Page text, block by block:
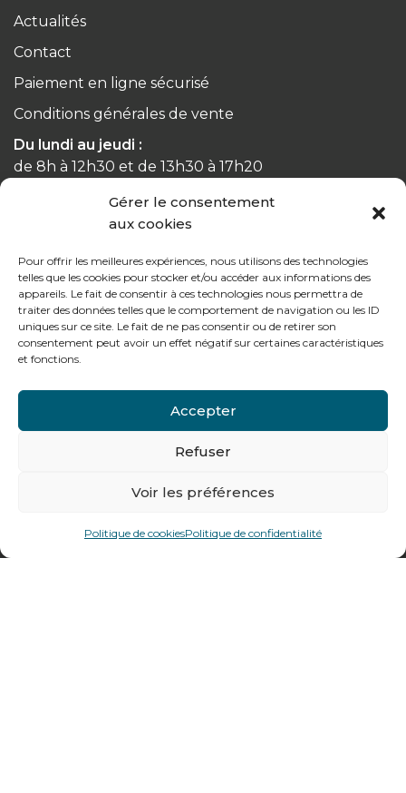
Gérer le consentement
aux cookies
Pour offrir les meilleures expériences, nous utilisons des technologies
telles que les cookies pour stocker et/ou accéder aux informations des
appareils. Le fait de consentir à ces technologies nous permettra de
traiter des données telles que le comportement de navigation ou les ID
uniques sur ce site. Le fait de ne pas consentir ou de retirer son
consentement peut avoir un effet négatif sur certaines caractéristiques
et fonctions.
Accepter
Refuser
Voir les préférences
Politique de cookiesPolitique de confidentialité
Actualités
Contact
Paiement en ligne sécurisé
Conditions générales de vente
Du lundi au jeudi :
de 8h à 12h30 et de 13h30 à 17h20
Le vendredi :
de 8h à 12h30 et de 13h30 à 16h
Notre gamme pour les particuliers
Contactez-nous
Tél : + 33 (0)4 74 62 81 44
478 rue Alexandre Richetta
Villefranche sur Saône
Plan d’accès